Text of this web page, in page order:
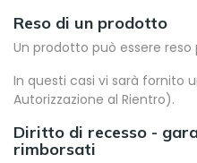
Reso di un prodotto
Un prodotto può essere
In questi casi vi sarà fornito
Autorizzazione al Rientro).
Diritto di recesso -
rimborsati